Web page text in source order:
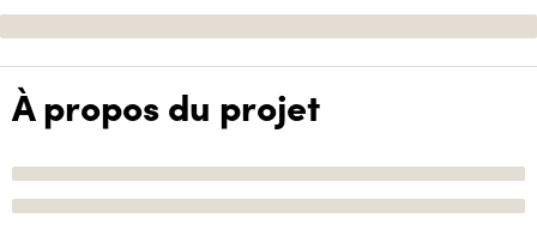
À propos du projet